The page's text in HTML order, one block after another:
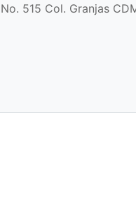
No. 515 Col. Granjas